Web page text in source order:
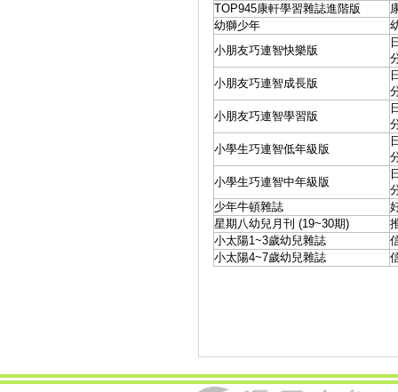
TOP945康軒學習雜誌進階版
幼獅少年
小朋友巧連智快樂版
小朋友巧連智成長版
小朋友巧連智學習版
小學生巧連智低年級版
小學生巧連智中年級版
少年牛頓雜誌
星期八幼兒月刊 (19~30期)
小太陽1~3歲幼兒雜誌
小太陽4~7歲幼兒雜誌